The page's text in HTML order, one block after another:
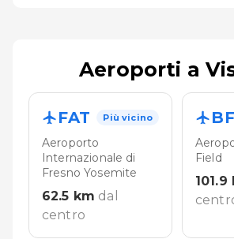
Aeroporti a
FAT Più vicino
Aeroporto
Internazionale di
Fresno Yosemite
62.5 km dal
centro
Field
101.9